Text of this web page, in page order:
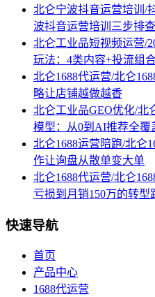
北仑宁波抖音运营培训/
波抖音运营培训三步排
北仑工业品短视频运营/
玩法：4类内容+投流组
北仑1688代运营/北仑
略让店铺越做越香
北仑工业品GEO优化/北
模型：从0到AI推荐全覆
北仑1688运营陪跑/北仑
作让询盘从散单变大单
北仑1688代运营/北仑
亏损到月销150万的转型
快速导航
首页
产品中心
1688代运营